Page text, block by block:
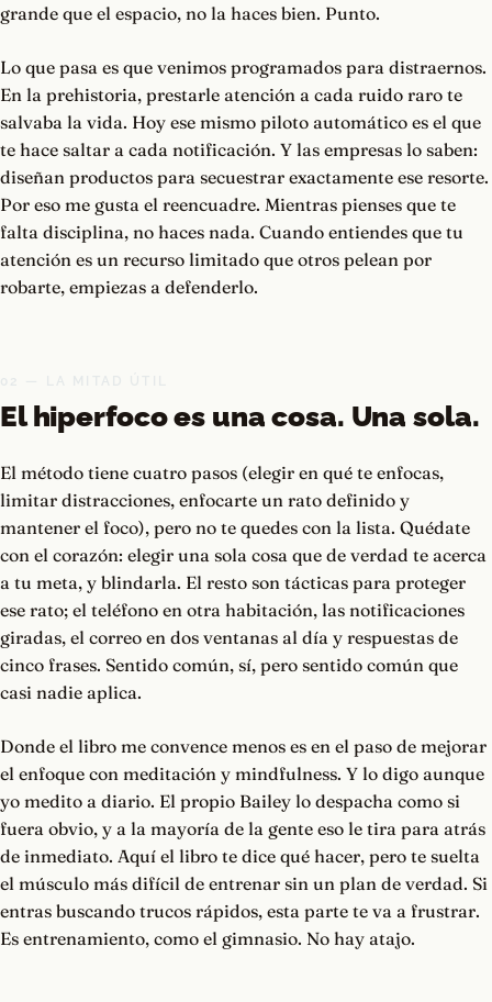
grande que el espacio, no la haces bien. Punto.
Lo que pasa es que venimos programados para distraernos.
En la prehistoria, prestarle atención a cada ruido raro te
salvaba la vida. Hoy ese mismo piloto automático es el que
te hace saltar a cada notificación. Y las empresas lo saben:
diseñan productos para secuestrar exactamente ese resorte.
Por eso me gusta el reencuadre. Mientras pienses que te
falta disciplina, no haces nada. Cuando entiendes que tu
atención es un recurso limitado que otros pelean por
robarte, empiezas a defenderlo.
El hiperfoco es una cosa. Una sola.
El método tiene cuatro pasos (elegir en qué te enfocas,
limitar distracciones, enfocarte un rato definido y
mantener el foco), pero no te quedes con la lista. Quédate
con el corazón: elegir una sola cosa que de verdad te acerca
a tu meta, y blindarla. El resto son tácticas para proteger
ese rato; el teléfono en otra habitación, las notificaciones
giradas, el correo en dos ventanas al día y respuestas de
cinco frases. Sentido común, sí, pero sentido común que
casi nadie aplica.
Donde el libro me convence menos es en el paso de mejorar
el enfoque con meditación y mindfulness. Y lo digo aunque
yo medito a diario. El propio Bailey lo despacha como si
fuera obvio, y a la mayoría de la gente eso le tira para atrás
de inmediato. Aquí el libro te dice qué hacer, pero te suelta
el músculo más difícil de entrenar sin un plan de verdad. Si
entras buscando trucos rápidos, esta parte te va a frustrar.
Es entrenamiento, como el gimnasio. No hay atajo.